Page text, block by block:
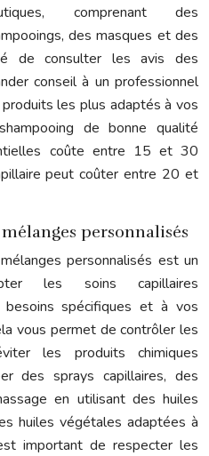
comprenant des
des masques et des
de consulter les avis des
conseil à un professionnel
les plus adaptés à vos
de bonne qualité
coûte entre 15 et 30
peut coûter entre 20 et
personnalisés
personnalisés est un
les soins capillaires
besoins spécifiques et à vos
vous permet de contrôler les
les produits chimiques
des sprays capillaires, des
en utilisant des huiles
huiles végétales adaptées à
important de respecter les